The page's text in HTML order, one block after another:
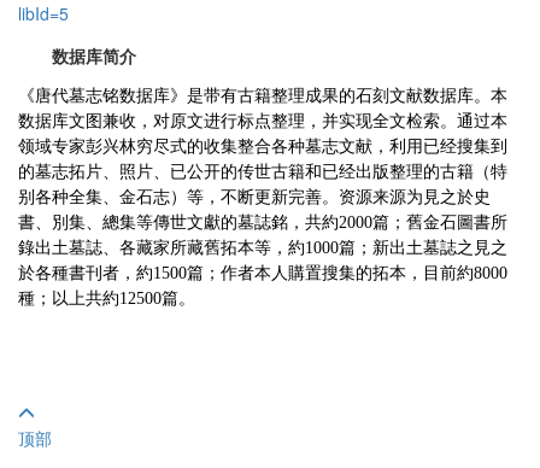
libId=5
数据库简介
《唐代墓志铭数据库》是带有古籍整理成果的石刻文献数据库。本
数据库文图兼收，对原文进行标点整理，并实现全文检索。通过本
领域专家彭兴林穷尽式的收集整合各种墓志文献，利用已经搜集到
的墓志拓片、照片、已公开的传世古籍和已经出版整理的古籍（特
别各种全集、金石志）等，不断更新完善。资源来源为見之於史
書、別集、總集等傳世文獻的墓誌銘，共約2000篇；舊金石圖書所
錄出土墓誌、各藏家所藏舊拓本等，約1000篇；新出土墓誌之見之
於各種書刊者，約1500篇；作者本人購置搜集的拓本，目前約8000
種；以上共約12500篇。
顶部